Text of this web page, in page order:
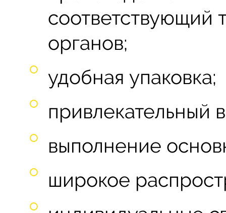
соответствующий
органов;
удобная упаковка;
привлекательный
выполнение
широкое